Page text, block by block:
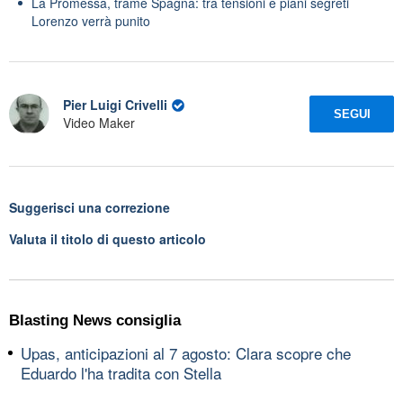
Lorenzo verrà punito
Pier Luigi Crivelli
Video Maker
SEGUI
Suggerisci una correzione
Valuta il titolo di questo articolo
Blasting News consiglia
Upas, anticipazioni al 7 agosto: Clara scopre che
Eduardo l'ha tradita con Stella